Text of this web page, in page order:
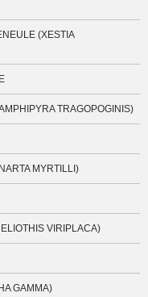
(XESTIA
TRAGOPOGINIS)
MYRTILLI)
VIRIPLACA)
GAMMA)